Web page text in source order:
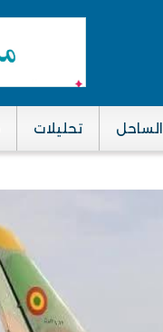
الساحل تحليلات